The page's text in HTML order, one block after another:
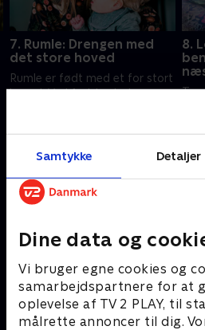
Samtykke Detaljer
Dine data og
Vi bruger egne cookies og
samarbejdspartnere for at
oplevelse af TV 2 PLAY, til
målrette annoncer til dig.
7. Rumle: Drengen med
det store hoved
Rumle er født med et for stort
hoved. Ved fødslen lød
men Rumle ville det
anderledes.
8.
11.
Andre så også